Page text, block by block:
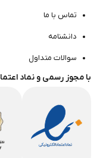
تماس با ما
دانشنامه
سوالات متداول
با مجوز رسمی و نماد